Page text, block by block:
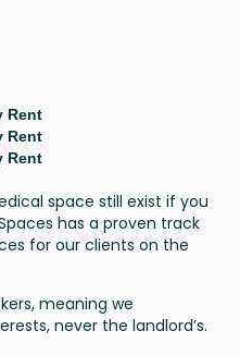
Rent
Rent
Rent
space still exist if you
has a proven track
for our clients on the
meaning we
never the landlord’s.